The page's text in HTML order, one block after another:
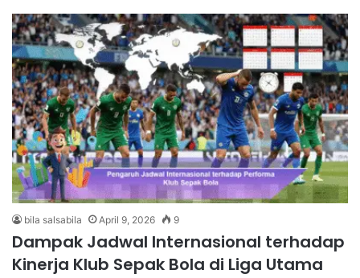
bila salsabila April 9, 2026 9
Dampak Jadwal Internasional terhadap
Kinerja Klub Sepak Bola di Liga Utama